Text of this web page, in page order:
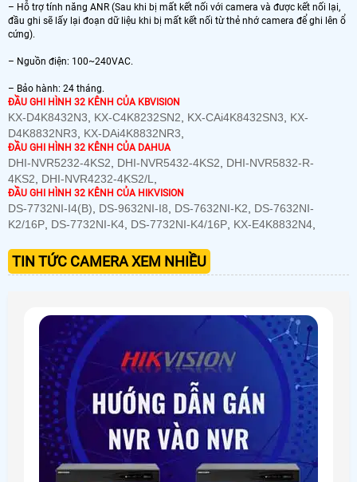
– Hỗ trợ tính năng ANR (Sau khi bị mất kết nối với camera và được kết nối lại,
đầu ghi sẽ lấy lại đoạn dữ liệu khi bị mất kết nối từ thẻ nhớ camera để ghi lên ổ
cứng).
– Nguồn điện: 100~240VAC.
– Bảo hành: 24 tháng.
ĐẦU GHI HÌNH 32 KÊNH CỦA KBVISION
KX-D4K8432N3 KX-C4K8232SN2 KX-CAi4K8432SN3
KX-
D4K8832NR3
KX-DAi4K8832NR3
ĐẦU GHI HÌNH 32 KÊNH CỦA DAHUA
DHI-NVR5232-4KS2 DHI-NVR5432-4KS2
DHI-NVR5832-R-
4KS2
DHI-NVR4232-4KS2/L
ĐẦU GHI HÌNH 32 KÊNH CỦA HIKVISION
DS-7732NI-I4(B) DS-9632NI-I8 DS-7632NI-K2
DS-7632NI-
K2/16P DS-7732NI-K4 DS-7732NI-K4/16P KX-E4K8832N4
TIN TỨC CAMERA XEM NHIỀU